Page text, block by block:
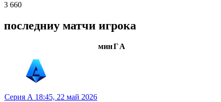
3 660
последниу матчи игрока
минГА
Серия А 18:45, 22 май 2026